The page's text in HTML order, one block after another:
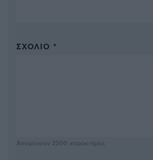
ΣΧΌΛΙΟ *
Απομένουν 2500 χαρακτήρες